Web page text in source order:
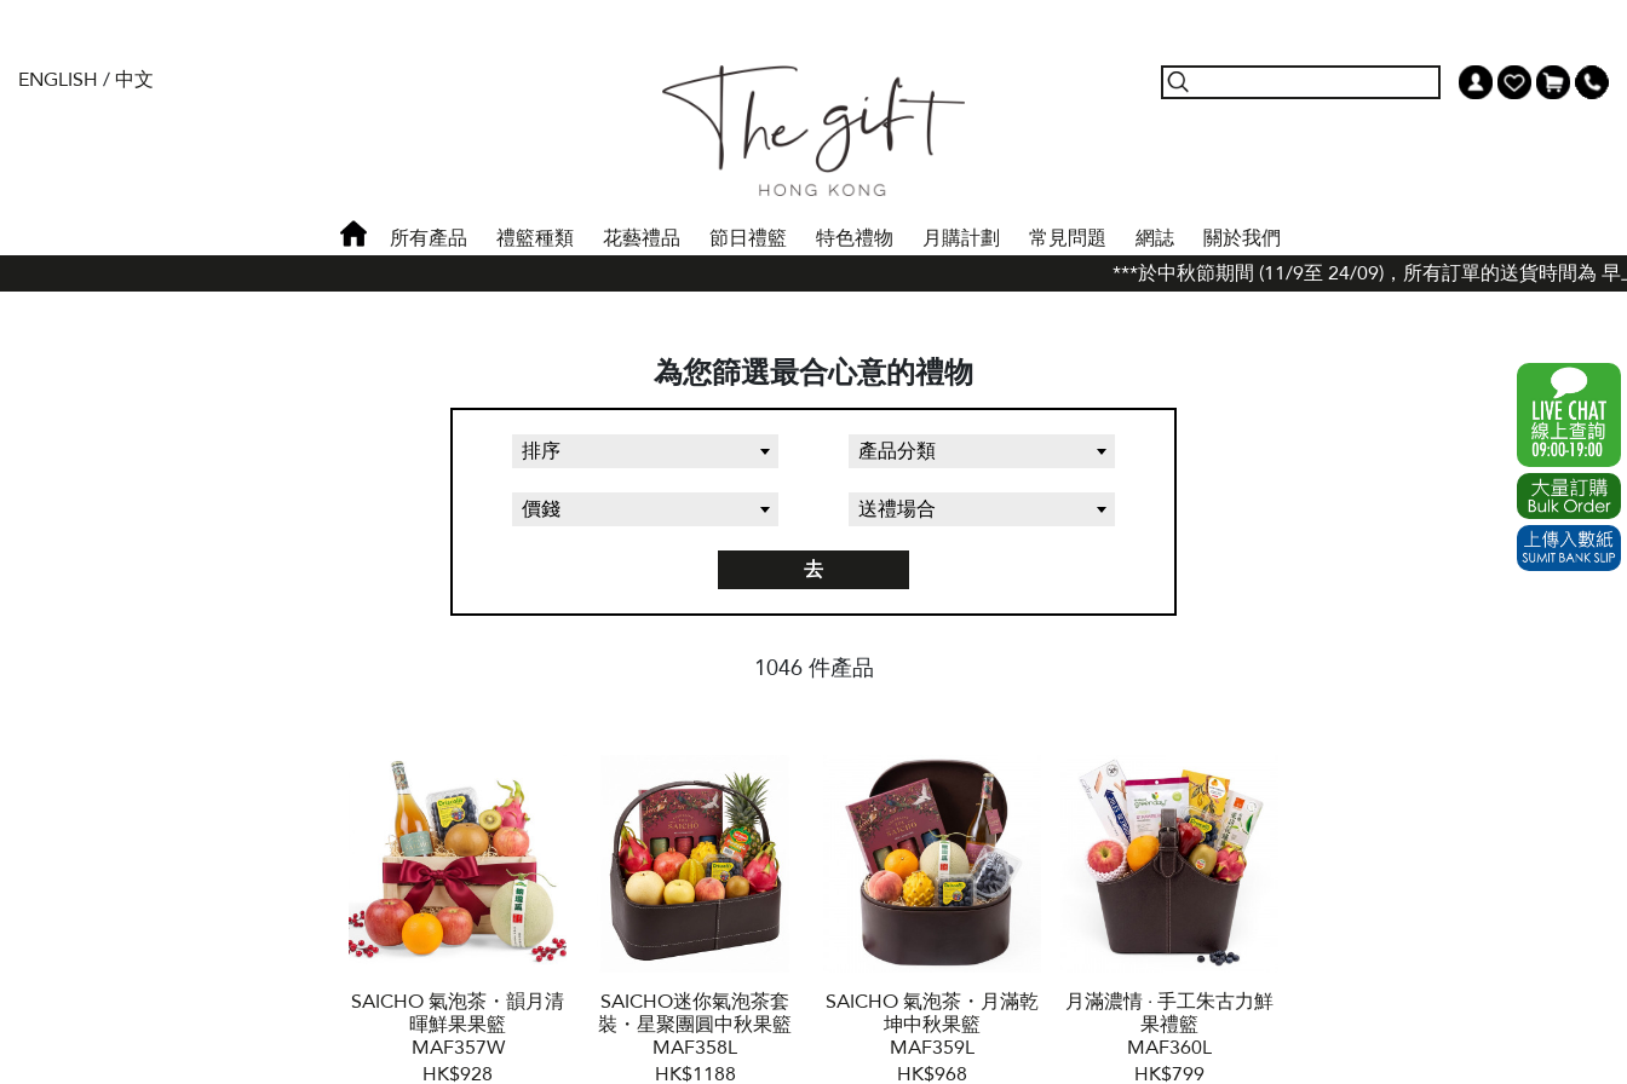
ENGLISH /中文
所有產品 禮籃種類 花藝禮品 節日禮籃 特色禮物 月購計劃 常見問題 網誌
關於我們
***於中秋節期間 (11/9至 24/09)，所有訂單的送貨時間為 早
為您篩選最合心意的禮物
排序 產品分類
價錢 送禮場合
去
1046 件產品
SAICHO 氣泡茶・韻月清
暉鮮果果籃
MAF357W
HK$928
SAICHO迷你氣泡茶套
裝・星聚團圓中秋果籃
MAF358L
HK$1188
SAICHO 氣泡茶・月滿乾
坤中秋果籃
MAF359L
HK$968
月滿濃情 ‧ 手工朱古力鮮
果禮籃
MAF360L
HK$799